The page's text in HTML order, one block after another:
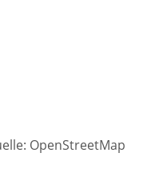
OpenStreetMap